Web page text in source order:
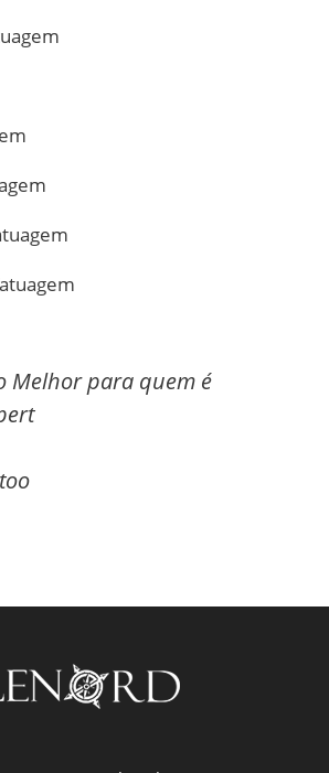
Melhor para quem é